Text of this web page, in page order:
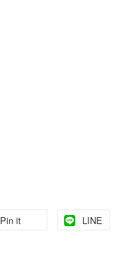
Pin it LINE